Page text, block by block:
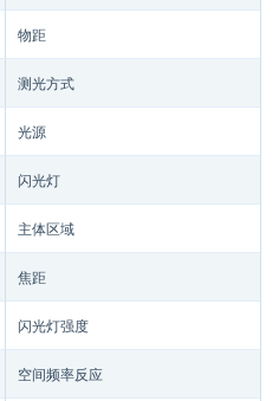
物距
测光方式
光源
闪光灯
主体区域
焦距
闪光灯强度
空间频率反应